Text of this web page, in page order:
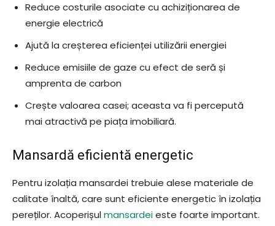
Reduce costurile asociate cu achiziționarea de
energie electrică
Ajută la creșterea eficienței utilizării energiei
Reduce emisiile de gaze cu efect de seră și
amprenta de carbon
Crește valoarea casei; aceasta va fi percepută
mai atractivă pe piața imobiliară.
Mansardă eficientă energetic
Pentru izolația mansardei trebuie alese materiale de
calitate înaltă, care sunt eficiente energetic în izolația
pereților. Acoperișulmansardeieste foarte important.